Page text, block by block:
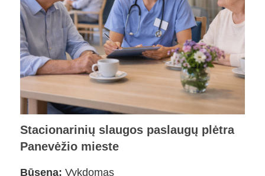
Stacionarinių slaugos paslaugų plėtra
Panevėžio mieste
Būsena: Vykdomas